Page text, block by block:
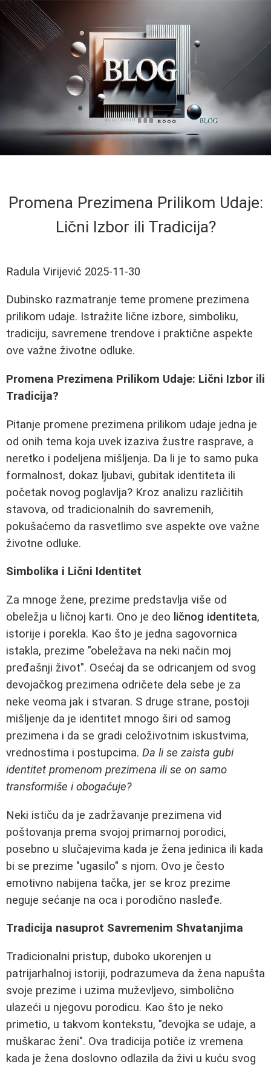
Promena Prezimena Prilikom Udaje:
Lični Izbor ili Tradicija?
Radula Virijević 2025-11-30
Dubinsko razmatranje teme promene prezimena
prilikom udaje. Istražite lične izbore, simboliku,
tradiciju, savremene trendove i praktične aspekte
ove važne životne odluke.
Promena Prezimena Prilikom Udaje: Lični Izbor ili
Tradicija?
Pitanje promene prezimena prilikom udaje jedna je
od onih tema koja uvek izaziva žustre rasprave, a
neretko i podeljena mišljenja. Da li je to samo puka
formalnost, dokaz ljubavi, gubitak identiteta ili
početak novog poglavlja? Kroz analizu različitih
stavova, od tradicionalnih do savremenih,
pokušaćemo da rasvetlimo sve aspekte ove važne
životne odluke.
Simbolika i Lični Identitet
Za mnoge žene, prezime predstavlja više od
obeležja u ličnoj karti. Ono je deo ličnog identiteta,
istorije i porekla. Kao što je jedna sagovornica
istakla, prezime "obeležava na neki način moj
pređašnji život". Osećaj da se odricanjem od svog
devojačkog prezimena odričete dela sebe je za
neke veoma jak i stvaran. S druge strane, postoji
mišljenje da je identitet mnogo širi od samog
prezimena i da se gradi celoživotnim iskustvima,
vrednostima i postupcima. Da li se zaista gubi
identitet promenom prezimena ili se on samo
transformiše i obogaćuje?
Neki ističu da je zadržavanje prezimena vid
poštovanja prema svojoj primarnoj porodici,
posebno u slučajevima kada je žena jedinica ili kada
bi se prezime "ugasilo" s njom. Ovo je često
emotivno nabijena tačka, jer se kroz prezime
neguje sećanje na oca i porodično nasleđe.
Tradicija nasuprot Savremenim Shvatanjima
Tradicionalni pristup, duboko ukorenjen u
patrijarhalnoj istoriji, podrazumeva da žena napušta
svoje prezime i uzima muževljevo, simbolično
ulazeći u njegovu porodicu. Kao što je neko
primetio, u takvom kontekstu, "devojka se udaje, a
muškarac ženi". Ova tradicija potiče iz vremena
kada je žena doslovno odlazila da živi u kuću svog